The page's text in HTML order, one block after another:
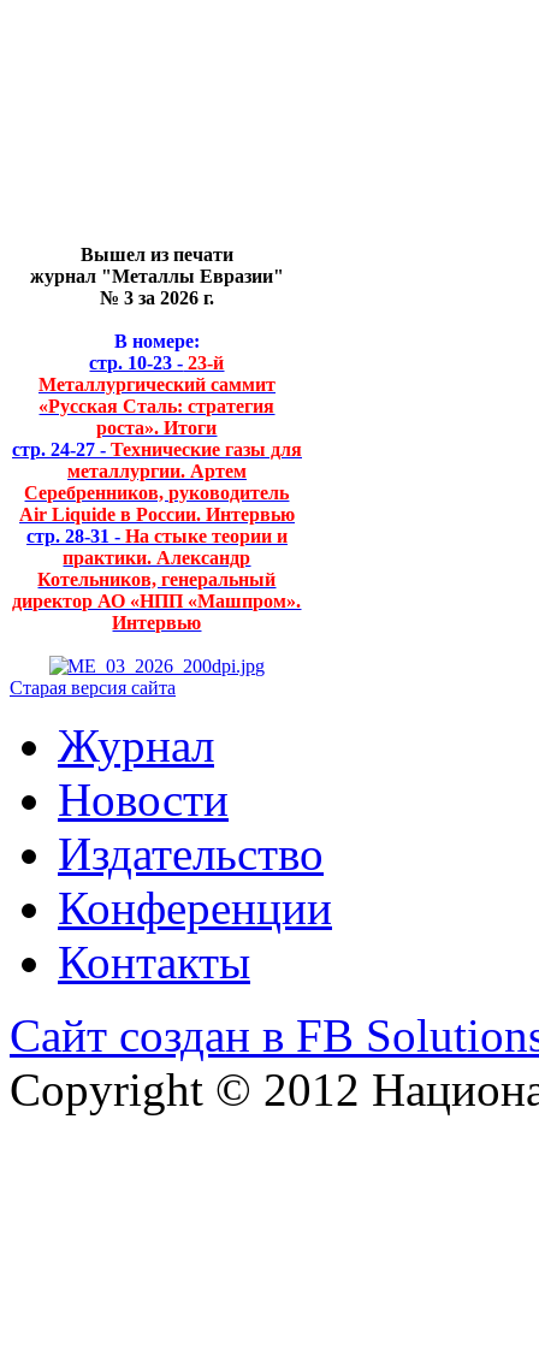
Вышел из печати
журнал "Металлы Евразии"
№ 3 за 2026 г.
В номере:
стр. 10-23 - 23-й
Металлургический саммит
«Русская Сталь: стратегия
роста». Итоги
стр. 24-27 - Технические газы для
металлургии. Артем
Серебренников, руководитель
Air Liquide в России. Интервью
стр. 28-31 - На стыке теории и
практики. Александр
Котельников, генеральный
директор АО «НПП «Машпром».
Интервью
Старая версия сайта
Журнал
Новости
Издательство
Конференции
Контакты
Сайт создан в FB
Copyright © 2012